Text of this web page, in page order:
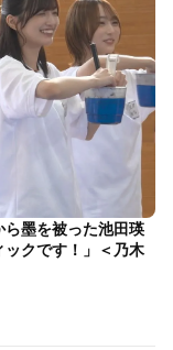
墨を被った池田瑛
クです！」＜乃木